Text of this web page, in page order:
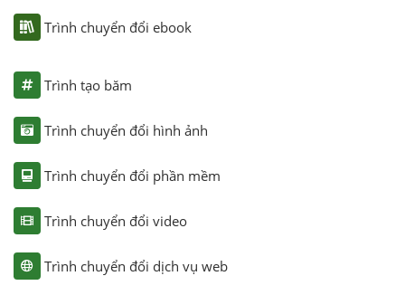
Trình chuyển đổi ebook
Trình tạo băm
Trình chuyển đổi hình ảnh
Trình chuyển đổi phần mềm
Trình chuyển đổi video
Trình chuyển đổi dịch vụ web